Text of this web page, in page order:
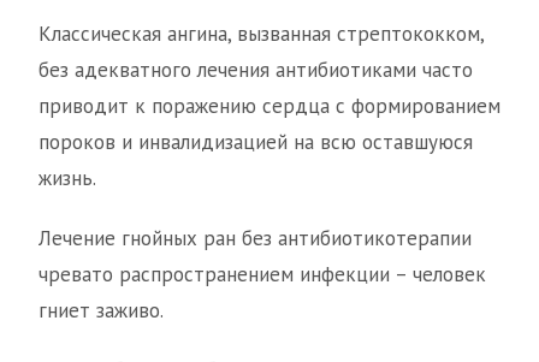
Классическая ангина, вызванная стрептококком,
без адекватного лечения антибиотиками часто
приводит к поражению сердца с формированием
пороков и инвалидизацией на всю оставшуюся
жизнь.
Лечение гнойных ран без антибиотикотерапии
чревато распространением инфекции – человек
гниет заживо.